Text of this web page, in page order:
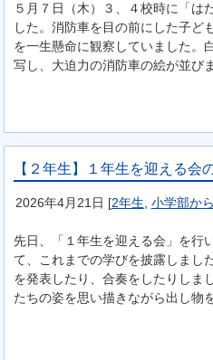
５月７日（木）３、４校時に「は
した。消防車を目の前にした子ど
を一生懸命に観察していました。
写し、大迫力の消防車の絵が並び
【２年生】１年生を迎える会
2026年4月21日 [2年生 小学部か
先日、「１年生を迎える会」を行
て、これまでの学びを披露しまし
を発表したり、合奏をしたりしま
たちの姿を思い描きながら出し物